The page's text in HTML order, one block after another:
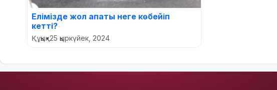
Елімізде жол апаты неге көбейіп
кетті?
Құқық•25 қыркүйек, 2024